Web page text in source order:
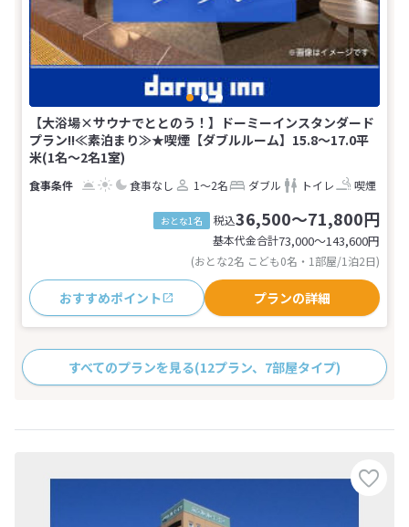
【大浴場×サウナでととのう！】ドーミーインスタンダード
プラン!!≪素泊まり≫★喫煙【ダブルルーム】15.8〜17.0平
米(1名～2名1室)
食事なし 1～2名 ダブル トイレ 喫煙
おとな1名 税込36,500～71,800円
基本代金合計73,000〜143,600円
(おとな2名 こども0名・1部屋/1泊2日)
おすすめポイント プランの詳細
すべてのプランを見る(12プラン、7部屋タイプ)